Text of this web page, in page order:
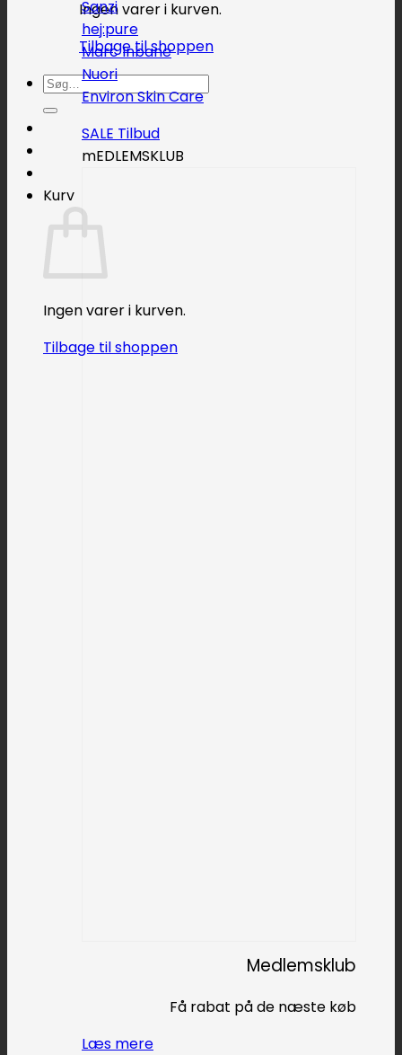
Ingen varer i kurven.
Tilbage til shoppen
Søg
efter:
Kurv
Ingen varer i kurven.
Tilbage til shoppen
Sanzi
hej:pure
Marc Inbane
Nuori
Environ Skin Care
SALE
mEDLEMSKLUB
Medlemsklub
Få rabat på de næste køb
Læs mere